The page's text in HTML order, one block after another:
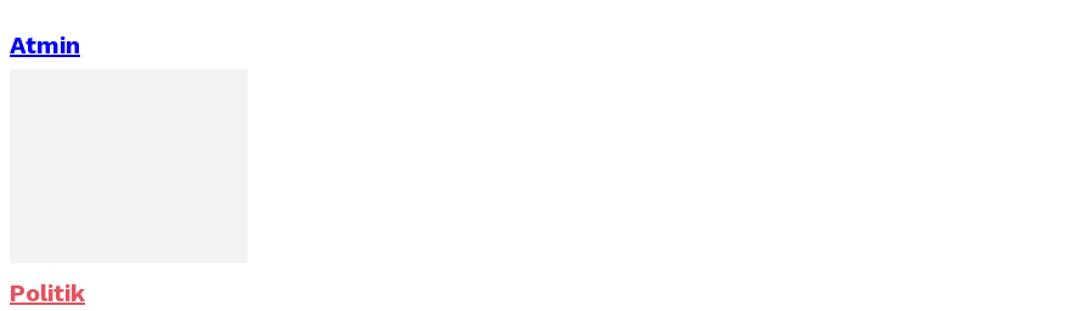
Atmin
Politik